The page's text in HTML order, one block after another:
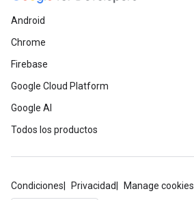
Android
Chrome
Firebase
Google Cloud Platform
Google AI
Todos los productos
Condiciones Privacidad Manage cookies